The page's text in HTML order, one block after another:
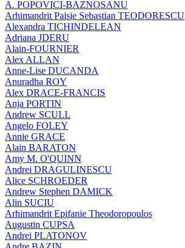
A. POPOVICI-BAZNOSANU
Arhimandrit Paisie Sebastian TEODORESCU
Alexandra TICHINDELEAN
Adriana JDERU
Alain-FOURNIER
Alex ALLAN
Anne-Lise DUCANDA
Anuradha ROY
Alex DRACE-FRANCIS
Anja PORTIN
Andrew SCULL
Angelo FOLEY
Annie GRACE
Alain BARATON
Amy M. O'QUINN
Andrei DRAGULINESCU
Alice SCHROEDER
Andrew Stephen DAMICK
Alin SUCIU
Arhimandrit Epifanie Theodoropoulos
Augustin CUPSA
Andrei PLATONOV